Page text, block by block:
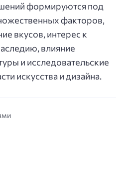
формируются под
факторов,
вкусов, интерес к
влияние
и исследовательские
искусства и дизайна.